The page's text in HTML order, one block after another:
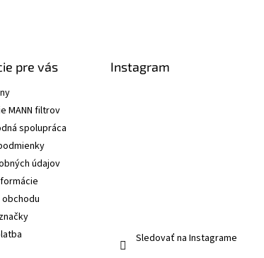
pre vás
MANN filtrov
spolupráca
údajov
Instagram
Sledovať na Instagrame